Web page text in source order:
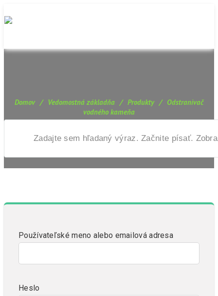
Domov / Vedomostná základňa / Produkty / Odstranivač
vodného kameňa
Používateľské meno alebo emailová adresa
Heslo